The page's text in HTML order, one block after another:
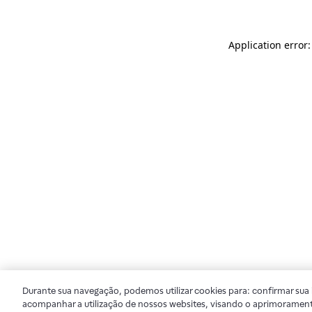
Application
Durante sua navegação, podemos utilizar cookies para: confirmar
acompanhar a utilização de nossos websites, visando o